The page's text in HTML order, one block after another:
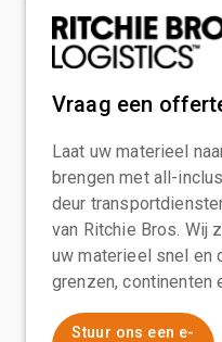
Vraag een
Laat uw materieel
brengen met all-
deur
van Ritchie Bros. Wij
uw materieel snel en
grenzen, continenten
Stuur ons een e-